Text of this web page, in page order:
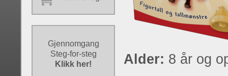
Alder: 8 år og
Gjennomgang
Steg-for-steg
Klikk her!